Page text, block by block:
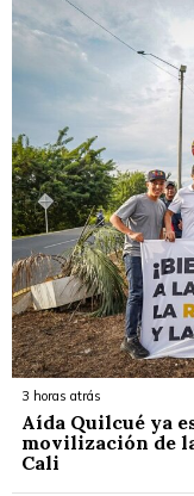
3 horas atrás
Aída Quilcué ya
movilización de
Cali